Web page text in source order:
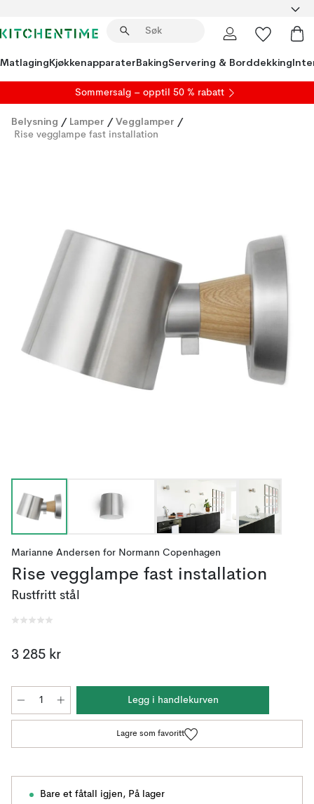
MatlagingKjøkkenapparaterBakingServering & Borddekking
Sommersalg – opptil 50 % rabatt
Belysning / Lamper / Vegglamper /
Rise vegglampe fast installation
Marianne Andersen for Normann Copenhagen
Rise vegglampe fast installation
Rustfritt stål
3 285 kr
Legg i handlekurven
Lagre som favoritt
Bare et fåtall igjen, På lager